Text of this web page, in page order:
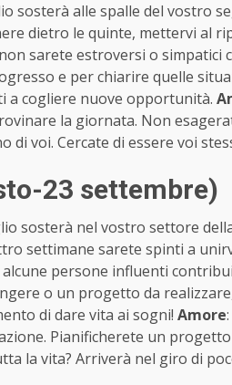
sosterà alle spalle del vostro
dietro le quinte, mettervi al
sarete estroversi o simpatici
e per chiarire quelle
a cogliere nuove opportunità.
la giornata. Non
di voi. Cercate di essere voi
23 settembre)
sosterà nel vostro settore
settimane sarete spinti a
alcune persone influenti
o un progetto da
di dare vita ai sogni! Amore
Pianificherete un
la vita? Arriverà nel giro di